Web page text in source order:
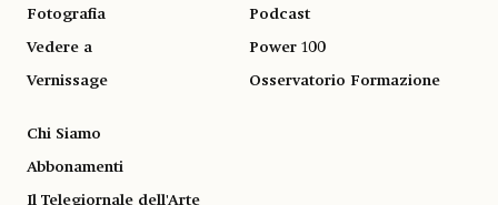
Fotografia
Vedere a
Vernissage
Podcast
Power 100
Osservatorio Formazione
Chi Siamo
Abbonamenti
Il Telegiornale dell'Arte